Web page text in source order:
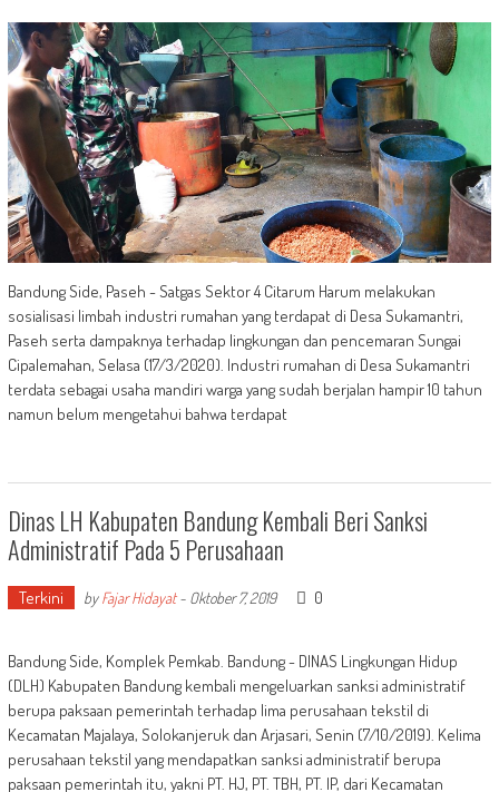
Bandung Side, Paseh - Satgas Sektor 4 Citarum Harum melakukan
sosialisasi limbah industri rumahan yang terdapat di Desa Sukamantri,
Paseh serta dampaknya terhadap lingkungan dan pencemaran Sungai
Cipalemahan, Selasa (17/3/2020). Industri rumahan di Desa Sukamantri
terdata sebagai usaha mandiri warga yang sudah berjalan hampir 10 tahun
namun belum mengetahui bahwa terdapat
Dinas LH Kabupaten Bandung Kembali Beri Sanksi
Administratif Pada 5 Perusahaan
Terkini byFajar Hidayat- Oktober 7, 2019 0
Bandung Side, Komplek Pemkab. Bandung - DINAS Lingkungan Hidup
(DLH) Kabupaten Bandung kembali mengeluarkan sanksi administratif
berupa paksaan pemerintah terhadap lima perusahaan tekstil di
Kecamatan Majalaya, Solokanjeruk dan Arjasari, Senin (7/10/2019). Kelima
perusahaan tekstil yang mendapatkan sanksi administratif berupa
paksaan pemerintah itu, yakni PT. HJ, PT. TBH, PT. IP, dari Kecamatan